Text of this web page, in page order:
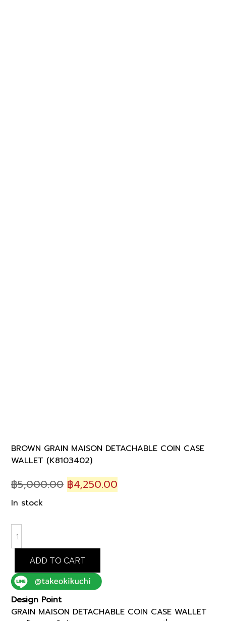
BROWN GRAIN MAISON DETACHABLE COIN CASE
WALLET (K8103402)
฿5,000.00 Original
฿4,250.00
In stock
GRAIN
DETACHABLE
COIN
CASE
WALLET
(K8103402)
ADD TO CART
Design Point
GRAIN MAISON DETACHABLE COIN CASE WALLET